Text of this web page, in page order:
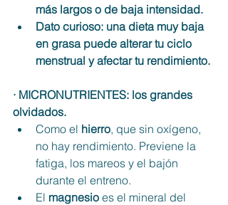
más largos o de baja intensidad.
Dato curioso: una dieta muy baja
en grasa puede alterar tu ciclo
menstrual y afectar tu rendimiento.
· MICRONUTRIENTES: los grandes
olvidados.
Como el hierro, que sin oxígeno,
no hay rendimiento. Previene la
fatiga, los mareos y el bajón
durante el entreno.
El magnesio es el mineral del